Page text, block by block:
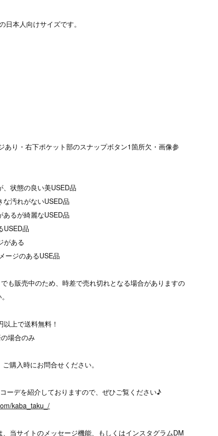
日本人向けサイズです。
あり・右下ポケット部のスナップボタン1箇所欠・画像参
状態の良い美USED品
汚れがないUSED品
るが綺麗なUSED品
品
がある
ジのあるUSE品
でも販売中のため、時差で売れ切れとなる場合がありますの
上で送料無料！
場合のみ
購入時にお問合せください。
ーデを紹介しておりますので、ぜひご覧ください♪
kaba_taku_/
当サイトのメッセージ機能、もしくはインスタグラムDM